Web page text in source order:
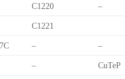
C1220 –
C1221
– –
– CuTeP